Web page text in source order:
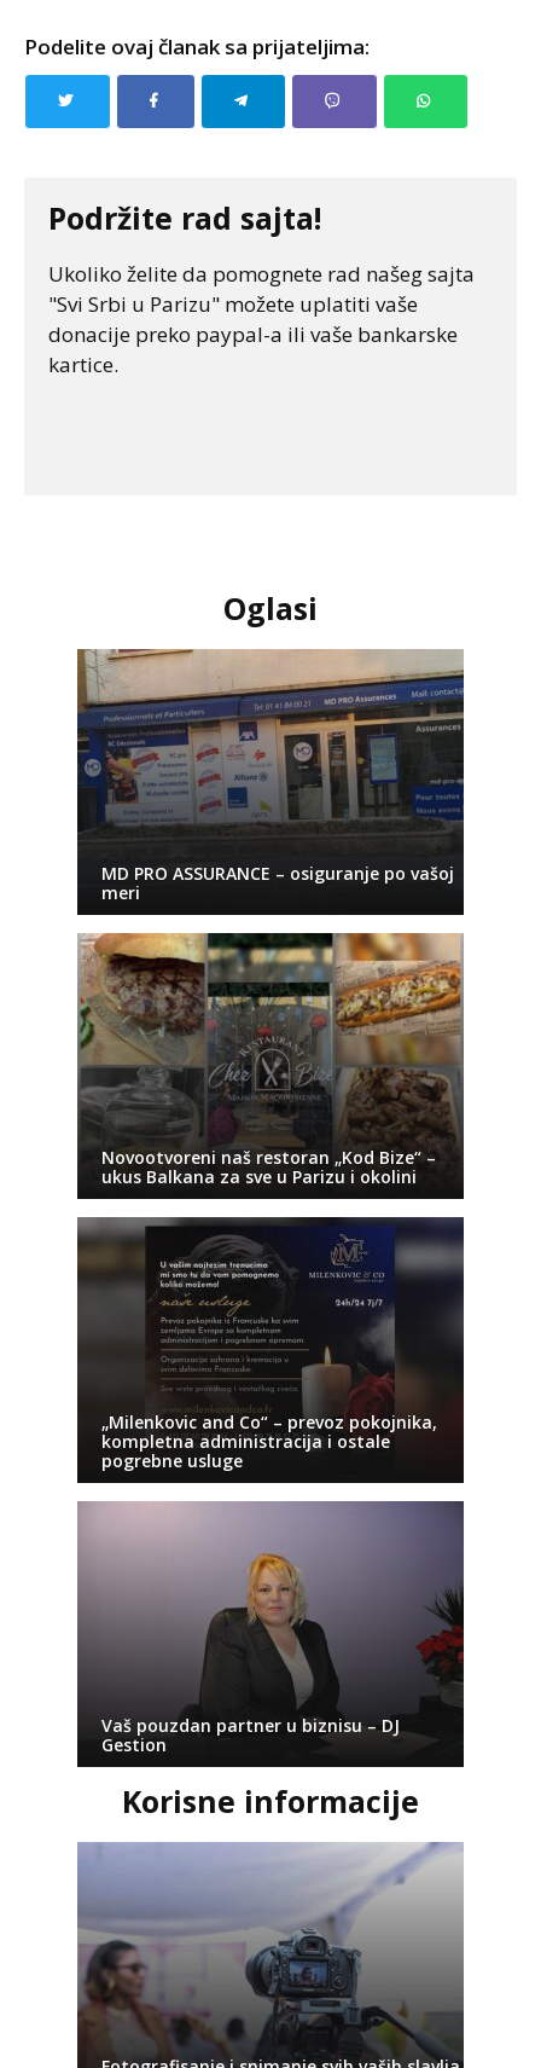
Podelite ovaj članak sa prijateljima:
Podržite rad sajta!
Ukoliko želite da pomognete rad našeg sajta
"Svi Srbi u Parizu" možete uplatiti vaše
donacije preko paypal-a ili vaše bankarske
kartice.
Oglasi
MD PRO ASSURANCE – osiguranje po vašoj
meri
Novootvoreni naš restoran „Kod Bize“ –
ukus Balkana za sve u Parizu i okolini
„Milenkovic and Co“ – prevoz pokojnika,
kompletna administracija i ostale
pogrebne usluge
Vaš pouzdan partner u biznisu – DJ
Gestion
Korisne informacije